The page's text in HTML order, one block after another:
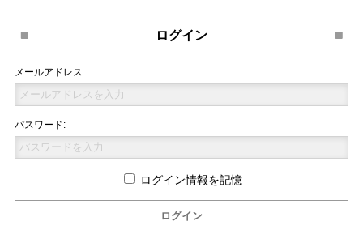
ログイン
メールアドレス:
パスワード:
ログイン情報を記憶